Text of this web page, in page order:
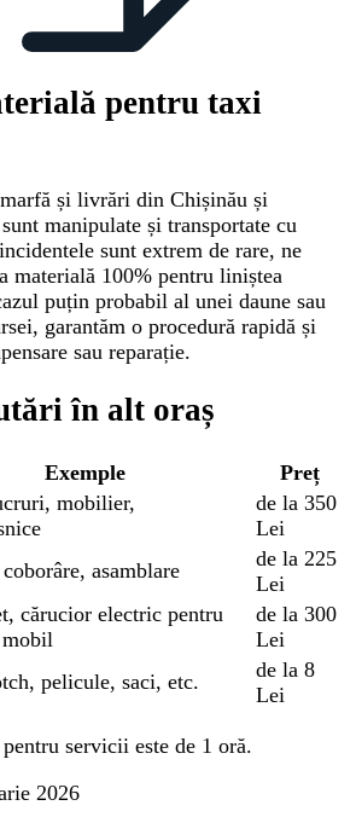
pentru taxi
și livrări din Chișinău și
manipulate și transportate cu
sunt extrem de rare, ne
materială 100% pentru liniștea
puțin probabil al unei daune sau
garantăm o procedură rapidă și
sau reparație.
în alt oraș
Exemple
Preț
mobilier,
de la 350
Lei
asamblare
de la 225
Lei
cărucior electric pentru
de la 300
Lei
pelicule, saci, etc.
de la 8
Lei
servicii este de 1 oră.
2026